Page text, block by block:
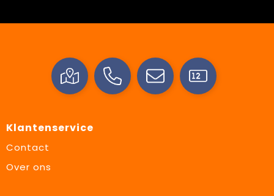
Klantenservice
Contact
Over ons